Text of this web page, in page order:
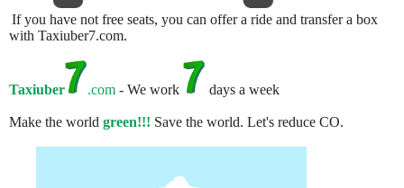
If you have not free seats, you can offer a ride and transfer a box
with Taxiuber7.com.
Taxiuber .com - We work days a week
Make the world green!!! Save the world. Let's reduce CO.